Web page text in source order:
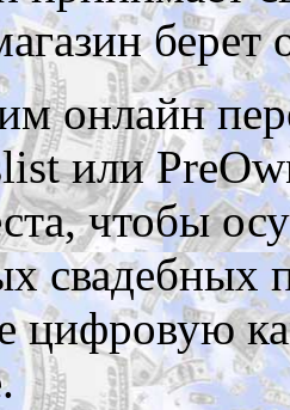
берет
онлайн
или
чтобы
свадебных
цифровую